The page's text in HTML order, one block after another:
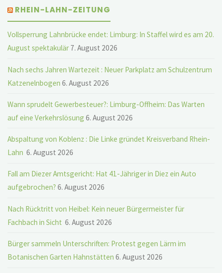
RHEIN-LAHN-ZEITUNG
Vollsperrung Lahnbrücke endet: Limburg: In Staffel wird es am 20.
August spektakulär 7. August 2026
Nach sechs Jahren Wartezeit : Neuer Parkplatz am Schulzentrum
Katzenelnbogen 6. August 2026
Wann sprudelt Gewerbesteuer?: Limburg-Offheim: Das Warten
auf eine Verkehrslösung 6. August 2026
Abspaltung von Koblenz : Die Linke gründet Kreisverband Rhein-
Lahn 6. August 2026
Fall am Diezer Amtsgericht: Hat 41-Jähriger in Diez ein Auto
aufgebrochen? 6. August 2026
Nach Rücktritt von Heibel: Kein neuer Bürgermeister für
Fachbach in Sicht 6. August 2026
Bürger sammeln Unterschriften: Protest gegen Lärm im
Botanischen Garten Hahnstätten 6. August 2026